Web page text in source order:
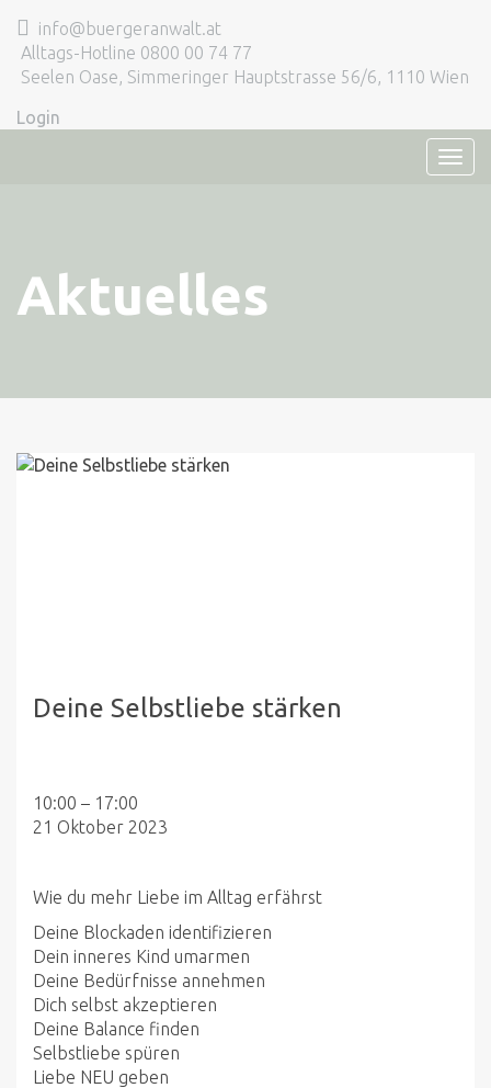
info@buergeranwalt.at
Alltags-Hotline 0800 00 74 77
Seelen Oase, Simmeringer Hauptstrasse 56/6, 1110 Wien
Login
Aktuelles
Deine Selbstliebe stärken
Deine
Selbstliebe
10:00 – 17:00
21 Oktober 2023
Wie du mehr Liebe im Alltag erfährst
Deine Blockaden identifizieren
Dein inneres Kind umarmen
Deine Bedürfnisse annehmen
Dich selbst akzeptieren
Deine Balance finden
Selbstliebe spüren
Liebe NEU geben